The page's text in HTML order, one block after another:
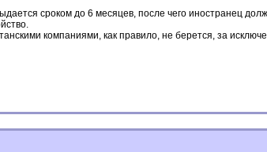
сроком до 6 месяцев, после чего иностранец
компаниями, как правило, не берется, за